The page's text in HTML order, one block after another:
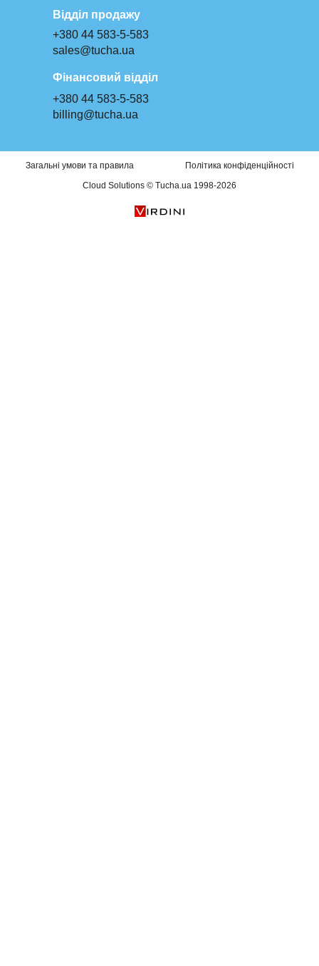
Відділ продажу
+380 44 583-5-583
sales@tucha.ua
Фінансовий відділ
+380 44 583-5-583
billing@tucha.ua
Загальні умови та правила
Політика конфіденційності
Cloud Solutions © Tucha.ua 1998-2026